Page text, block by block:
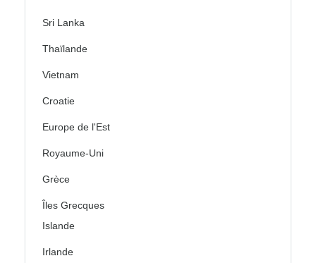
Sri Lanka
Thaïlande
Vietnam
Croatie
Europe de l'Est
Royaume-Uni
Grèce
Îles Grecques
Islande
Irlande